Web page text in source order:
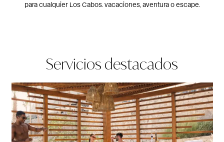
para cualquier Los Cabos. vacaciones, aventura o escape.
Servicios destacados